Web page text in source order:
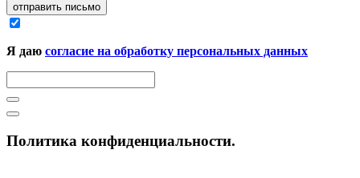
отправить письмо
Я даю согласие на обработку персональных данных
Политика конфиденциальности.